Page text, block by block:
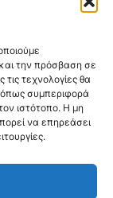
την πρόσβαση σε
τεχνολογίες θα
συμπεριφορά
ιστότοπο. Η μη
να επηρεάσει
Μ.Ι.Κ.Ε.) |